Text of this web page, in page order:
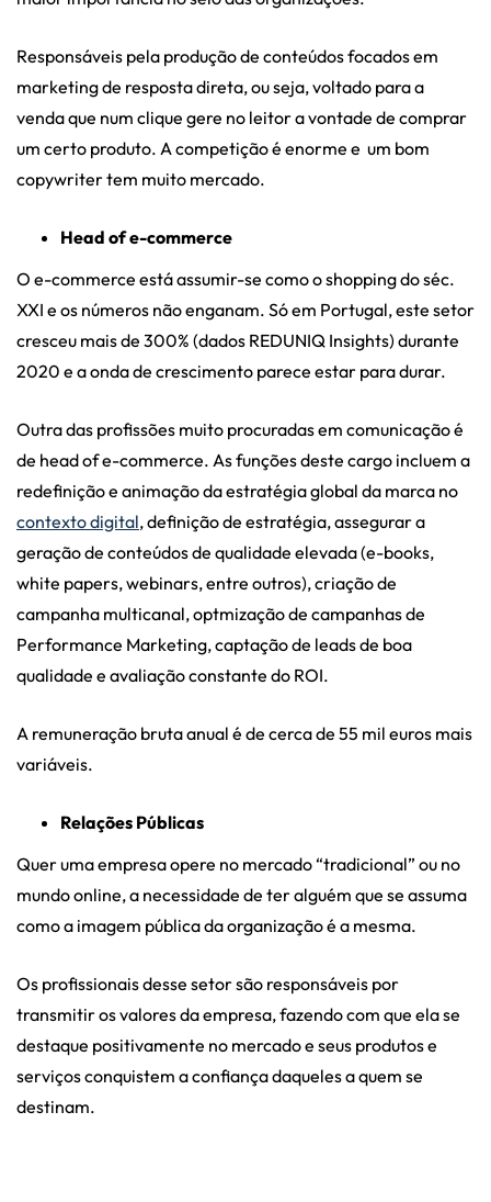
Responsáveis pela produção de conteúdos focados em
marketing de resposta direta, ou seja, voltado para a
venda que num clique gere no leitor a vontade de comprar
um certo produto. A competição é enorme e um bom
copywriter tem muito mercado.
Head of e-commerce
O e-commerce está assumir-se como o shopping do séc.
XXI e os números não enganam. Só em Portugal, este setor
cresceu mais de 300% (dados REDUNIQ Insights) durante
2020 e a onda de crescimento parece estar para durar.
Outra das profissões muito procuradas em comunicação é
de head of e-commerce. As funções deste cargo incluem a
redefinição e animação da estratégia global da marca no
contexto digital, definição de estratégia, assegurar a
geração de conteúdos de qualidade elevada (e-books,
white papers, webinars, entre outros), criação de
campanha multicanal, optmização de campanhas de
Performance Marketing, captação de leads de boa
qualidade e avaliação constante do ROI.
A remuneração bruta anual é de cerca de 55 mil euros mais
variáveis.
Relações Públicas
Quer uma empresa opere no mercado “tradicional” ou no
mundo online, a necessidade de ter alguém que se assuma
como a imagem pública da organização é a mesma.
Os profissionais desse setor são responsáveis por
transmitir os valores da empresa, fazendo com que ela se
destaque positivamente no mercado e seus produtos e
serviços conquistem a confiança daqueles a quem se
destinam.